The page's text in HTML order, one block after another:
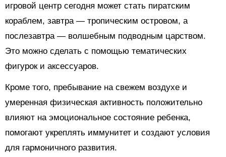
игровой центр сегодня может стать пиратским
кораблем, завтра — тропическим островом, а
послезавтра — волшебным подводным царством.
Это можно сделать с помощью тематических
фигурок и аксессуаров.
Кроме того, пребывание на свежем воздухе и
умеренная физическая активность положительно
влияют на эмоциональное состояние ребенка,
помогают укреплять иммунитет и создают условия
для гармоничного развития.